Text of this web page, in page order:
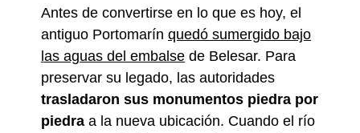
Antes de convertirse en lo que es hoy, el
antiguo Portomarín quedó sumergido bajo
las aguas del embalse de Belesar. Para
preservar su legado, las autoridades
trasladaron sus monumentos piedra por
piedra a la nueva ubicación. Cuando el río